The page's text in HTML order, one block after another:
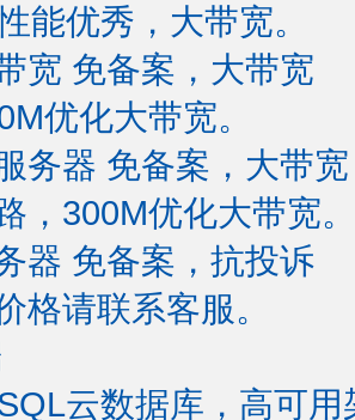
能优秀，大带宽。
宽 免备案，大带宽
优化大带宽。
务器 免备案，大带宽
，300M优化大带宽。
器 免备案，抗投诉
格请联系客服。
云数据库，高可